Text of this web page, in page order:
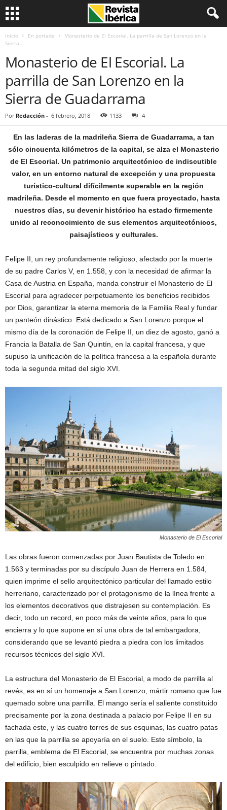
Inicio En portada
Monasterio de El Escorial. La parrilla de San Lorenzo en la
Sierra...
Monasterio de El Escorial. La
parrilla de San Lorenzo en la
Sierra de Guadarrama
Por Redacción - 6 febrero, 2018 1133 4
En las laderas de la madrileña Sierra de Guadarrama, a tan
sólo cincuenta kilómetros de la capital, se alza el Monasterio
de El Escorial. Un patrimonio arquitectónico de indiscutible
valor, en un entorno natural de excepción y una propuesta
turístico-cultural difícilmente superable en la región
madrileña. Desde el momento en que fuera proyectado, hasta
nuestros días, su devenir histórico ha estado firmemente
unido al reconocimiento de sus elementos arquitectónicos,
paisajísticos y culturales.
Felipe II, un rey profundamente religioso, afectado por la muerte
de su padre Carlos V, en 1.558, y con la necesidad de afirmar la
Casa de Austria en España, manda construir el Monasterio de El
Escorial para agradecer perpetuamente los beneficios recibidos
por Dios, garantizar la eterna memoria de la Familia Real y fundar
un panteón dinástico. Está dedicado a San Lorenzo porque el
mismo día de la coronación de Felipe II, un diez de agosto, ganó a
Francia la Batalla de San Quintín, en la capital francesa, y que
supuso la unificación de la política francesa a la española durante
toda la segunda mitad del siglo XVI.
Monasterio de El Escorial
Las obras fueron comenzadas por Juan Bautista de Toledo en
1.563 y terminadas por su discípulo Juan de Herrera en 1.584,
quien imprime el sello arquitectónico particular del llamado estilo
herreriano, caracterizado por el protagonismo de la línea frente a
los elementos decorativos que distrajesen su contemplación. Es
decir, todo un record, en poco más de veinte años, para lo que
encierra y lo que supone en sí una obra de tal embargadora,
considerando que se levantó piedra a piedra con los limitados
recursos técnicos del siglo XVI.
La estructura del Monasterio de El Escorial, a modo de parrilla al
revés, es en sí un homenaje a San Lorenzo, mártir romano que fue
quemado sobre una parrilla. El mango sería el saliente constituido
precisamente por la zona destinada a palacio por Felipe II en su
fachada este, y las cuatro torres de sus esquinas, las cuatro patas
en las que la parrilla se apoyaría en el suelo. Este símbolo, la
parrilla, emblema de El Escorial, se encuentra por muchas zonas
del edificio, bien esculpido en relieve o pintado.